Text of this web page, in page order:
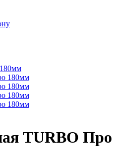
TURBO Про